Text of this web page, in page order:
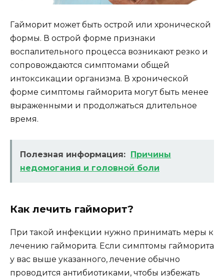
Гайморит может быть острой или хронической
формы. В острой форме признаки
воспалительного процесса возникают резко и
сопровождаются симптомами общей
интоксикации организма. В хронической
форме симптомы гайморита могут быть менее
выраженными и продолжаться длительное
время.
Полезная информация: Причины
недомогания и головной боли
Как лечить гайморит?
При такой инфекции нужно принимать меры к
лечению гайморита. Если симптомы гайморита
у вас выше указанного, лечение обычно
проводится антибиотиками, чтобы избежать